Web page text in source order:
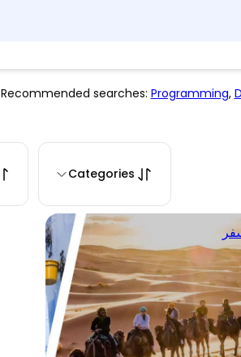
Recommended searches: Programming,
Categories